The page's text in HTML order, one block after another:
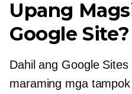
Upang
Google Site?
Dahil ang Google
maraming mga